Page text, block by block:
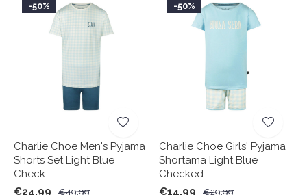
-50%
Charlie Choe Men's Pyjama
Shorts Set Light Blue
Check
€24,99
€49,99
-50%
Charlie Choe Girls' Pyjama
Shortama Light Blue
Checked
€14,99
€29,99